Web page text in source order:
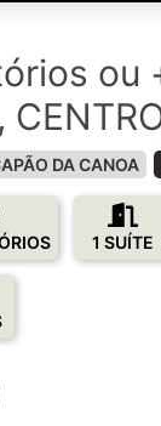
ou
DA CANOA
1 SUÍTE